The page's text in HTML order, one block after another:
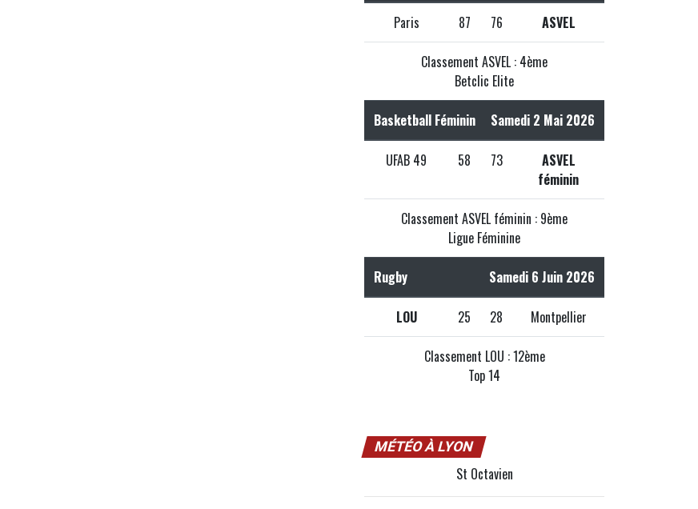
Paris 87 76 ASVEL
Classement ASVEL : 4ème
Betclic Elite
Basketball Féminin Samedi 2 Mai 2026
UFAB 49 58 73
ASVEL
féminin
Classement ASVEL féminin : 9ème
Ligue Féminine
Rugby Samedi 6 Juin 2026
LOU 25 28 Montpellier
Classement LOU : 12ème
Top 14
MÉTÉO À LYON
St Octavien